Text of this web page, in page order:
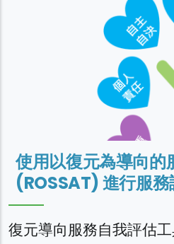
使用以復元為導向的
(ROSSAT) 進行服務
復元導向服務自我評估